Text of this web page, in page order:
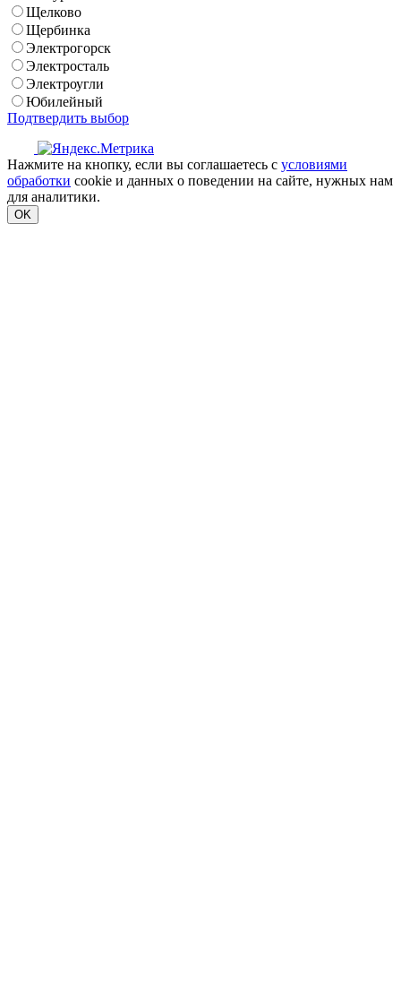
Щелково
Щербинка
Электрогорск
Электросталь
Электроугли
Юбилейный
Подтвердить выбор
Нажмите на кнопку, если вы соглашаетесь с условиями
обработки cookie и данных о поведении на сайте, нужных нам
для аналитики.
OK